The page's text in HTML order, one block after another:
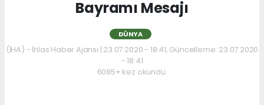
Bayramı Mesajı
DÜNYA
(İHA) - İhlas Haber Ajansı | 23.07.2020 - 18:41, Güncelleme: 23.07.2020
- 18:41
6085+ kez okundu.